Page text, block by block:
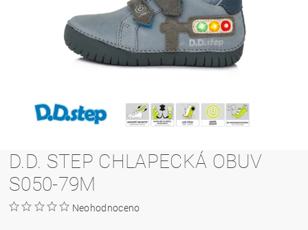
D.D. STEP CHLAPECKÁ OBUV
S050-79M
Neohodnoceno